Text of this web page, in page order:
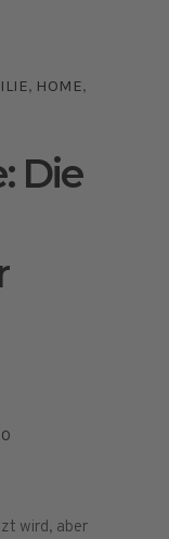
, HOME,
Die
0
wird, aber